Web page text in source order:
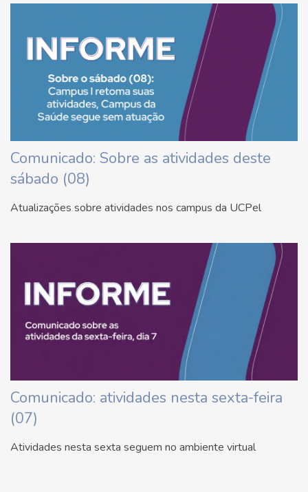
Comunicado: Sobre as atividades deste
sábado (08)
Atualizações sobre atividades nos campus da UCPel
Comunicado: atividades nesta sexta-feira
(07)
Atividades nesta sexta seguem no ambiente virtual